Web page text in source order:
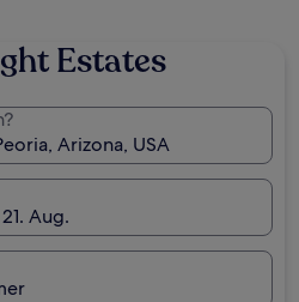
Estates
Arizona, USA
Aug.